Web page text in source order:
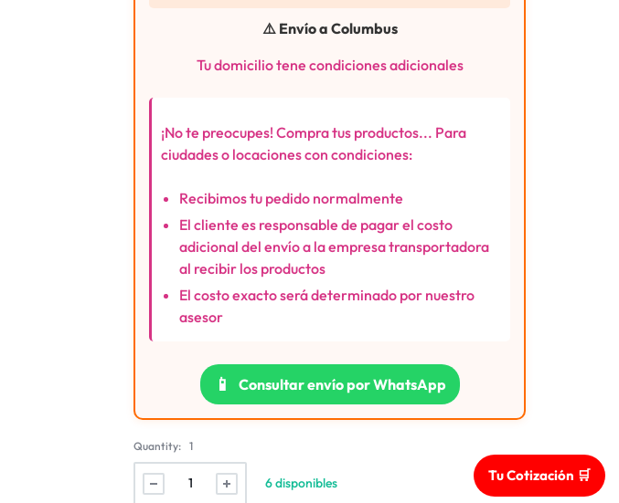
⚠️ Envío a Columbus
Tu domicilio tene condiciones adicionales
¡No te preocupes! Compra tus productos... Para
ciudades o locaciones con condiciones:
Recibimos tu pedido normalmente
El cliente es responsable de pagar el costo
adicional del envío a la empresa transportadora
al recibir los productos
El costo exacto será determinado por nuestro
asesor
📱 Consultar envío por WhatsApp
Quantity: 1
6 disponibles Tu Cotización 🛒